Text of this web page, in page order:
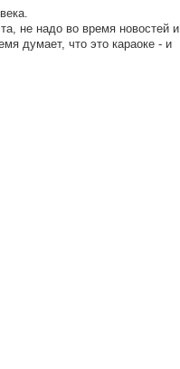
не надо во время новостей и
думает, что это караоке - и